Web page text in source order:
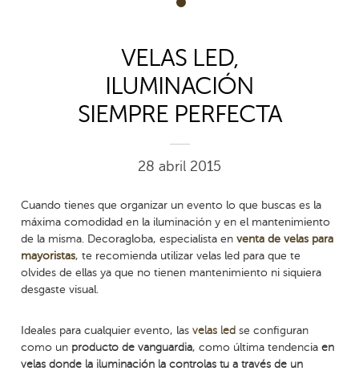
1
VELAS LED,
ILUMINACIÓN
SIEMPRE PERFECTA
28 abril 2015
Cuando tienes que organizar un evento lo que buscas es la
máxima comodidad en la iluminación y en el mantenimiento
de la misma. Decoragloba, especialista enventa de velas para
mayoristas, te recomienda utilizar velas led para que te
olvides de ellas ya que no tienen mantenimiento ni siquiera
desgaste visual.
Ideales para cualquier evento, lasvelas led se configuran
como un producto de vanguardia, como última tendenciaen
velas donde la iluminación la controlas tu a través de un